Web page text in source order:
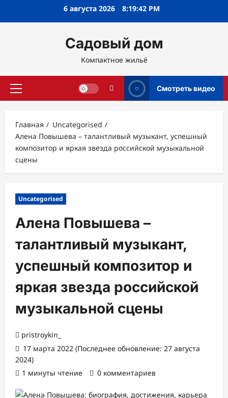
6 августа 2026 8:19:43 PM
Садовый дом
Компактное жильё
Основное
Смотреть видео
Главная
Uncategorised
Алена Повышева – талантливый музыкант, успешный
композитор и яркая звезда российской музыкальной
сцены
Uncategorised
Алена Повышева –
талантливый музыкант,
успешный композитор и
яркая звезда российской
музыкальной сцены
pristroykin_
17 марта 2022 (Последнее обновление: 27 августа
2024)
1 минуты чтение
0 комментариев